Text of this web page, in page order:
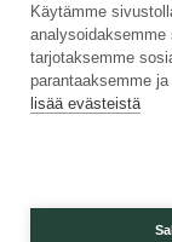
Käytämme
tarjotaksemme
parantaaksemme
lisää evästeistä
Tämän sivuston
LIFE-ohjelmasta.
CANEMURE-
vastuussa